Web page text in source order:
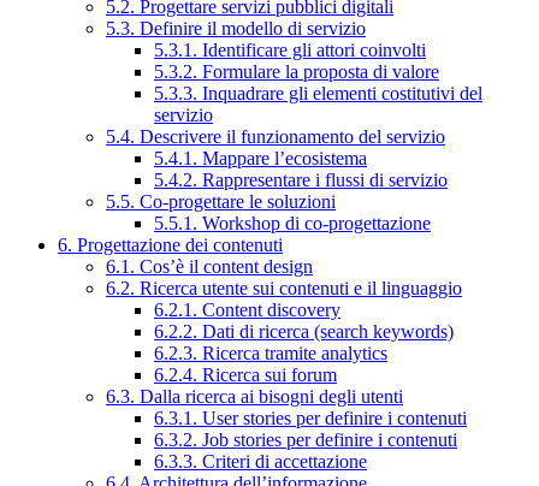
5.2. Progettare servizi pubblici digitali
5.3. Definire il modello di servizio
5.3.1. Identificare gli attori coinvolti
5.3.2. Formulare la proposta di valore
5.3.3. Inquadrare gli elementi costitutivi del
servizio
5.4. Descrivere il funzionamento del servizio
5.4.1. Mappare l’ecosistema
5.4.2. Rappresentare i flussi di servizio
5.5. Co-progettare le soluzioni
5.5.1. Workshop di co-progettazione
6. Progettazione dei contenuti
6.1. Cos’è il content design
6.2. Ricerca utente sui contenuti e il linguaggio
6.2.1. Content discovery
6.2.2. Dati di ricerca (search keywords)
6.2.3. Ricerca tramite analytics
6.2.4. Ricerca sui forum
6.3. Dalla ricerca ai bisogni degli utenti
6.3.1. User stories per definire i contenuti
6.3.2. Job stories per definire i contenuti
6.3.3. Criteri di accettazione